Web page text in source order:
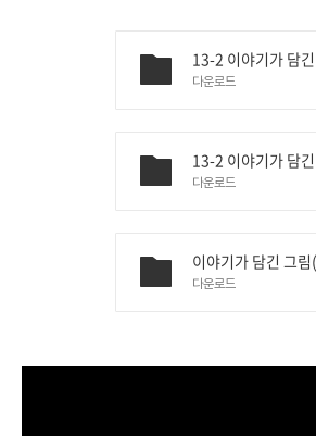
13-2 이야기가 담
다운로드
13-2 이야기가 담
다운로드
이야기가 담긴 그
다운로드